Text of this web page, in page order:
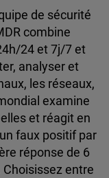
de sécurité
combine
24 et 7j/7 et
analyser et
les réseaux,
examine
et réagit en
faux positif par
réponse de 6
entre